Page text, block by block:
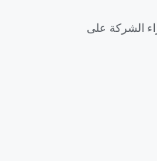
الشركة على